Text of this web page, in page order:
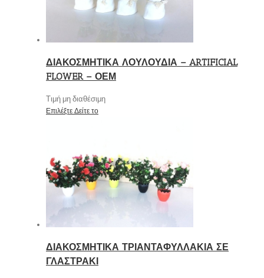
ΔΙΑΚΟΣΜΗΤΙΚΑ ΛΟΥΛΟΥΔΙΑ – ARTIFICIAL
FLOWER – ΟΕΜ
Τιμή μη διαθέσιμη
Επιλέξτε Δείτε το
ΔΙΑΚΟΣΜΗΤΙΚΑ ΤΡΙΑΝΤΑΦΥΛΛΑΚΙΑ ΣΕ
ΓΛΑΣΤΡΑΚΙ